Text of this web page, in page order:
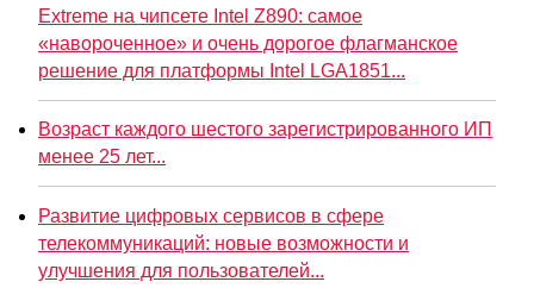
Extreme на чипсете Intel Z890: самое
«навороченное» и очень дорогое флагманское
решение для платформы Intel LGA1851...
Возраст каждого шестого зарегистрированного ИП
менее 25 лет...
Развитие цифровых сервисов в сфере
телекоммуникаций: новые возможности и
улучшения для пользователей...